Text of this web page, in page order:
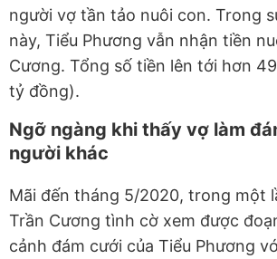
người vợ tần tảo nuôi con. Trong
này, Tiểu Phương vẫn nhận tiền
Cương. Tổng số tiền lên tới hơn
tỷ đồng).
Ngỡ ngàng khi thấy vợ làm
người khác
Mãi đến tháng 5/2020, trong một
Trần Cương tình cờ xem được
cảnh đám cưới của Tiểu Phương